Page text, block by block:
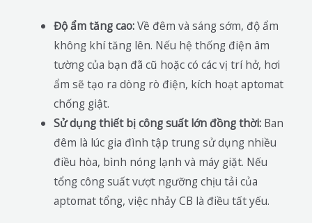
Độ ẩm tăng cao:Về đêm và sáng sớm, độ ẩm
không khí tăng lên. Nếu hệ thống điện âm
tường của bạn đã cũ hoặc có các vị trí hở, hơi
ẩm sẽ tạo ra dòng rò điện, kích hoạt aptomat
chống giật.
Sử dụng thiết bị công suất lớn đồng thời:Ban
đêm là lúc gia đình tập trung sử dụng nhiều
điều hòa, bình nóng lạnh và máy giặt. Nếu
tổng công suất vượt ngưỡng chịu tải của
aptomat tổng, việc nhảy CB là điều tất yếu.